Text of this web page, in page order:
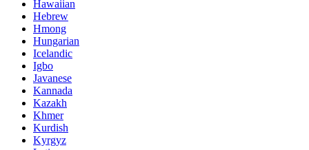
Hawaiian
Hebrew
Hmong
Hungarian
Icelandic
Igbo
Javanese
Kannada
Kazakh
Khmer
Kurdish
Kyrgyz